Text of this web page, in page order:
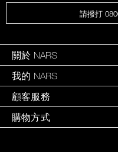
請撥打
關於 NARS
我的 NARS
顧客服務
購物方式